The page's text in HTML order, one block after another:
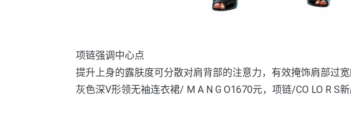
项链强调中心点
提升上身的露肤度可分散对肩背部的注意力，有效掩饰肩部过宽
灰色深V形领无袖连衣裙/ M A N G O1670元，项链/CO LO R S新